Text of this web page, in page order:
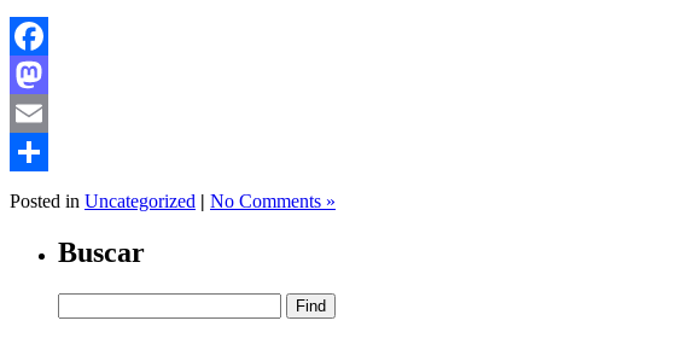
Facebook
Mastodon
Email
Share
Posted in Uncategorized | No Comments »
Buscar